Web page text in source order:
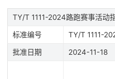
TY/T 1111-2024路跑赛事活动
标准编号
TY/T 1111-
批准日期
2024-11-18